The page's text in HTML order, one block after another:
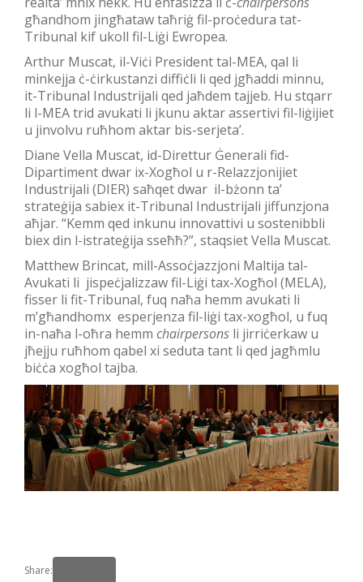
għandhom jingħataw taħriġ fil-proċedura tat-
Tribunal kif ukoll fil-Liġi Ewropea.
Arthur Muscat, il-Viċi President tal-MEA, qal li
minkejja ċ-ċirkustanzi diffiċli li qed jgħaddi minnu,
it-Tribunal Industrijali qed jaħdem tajjeb. Hu stqarr
li l-MEA trid avukati li jkunu aktar assertivi fil-liġijiet
u jinvolvu ruħhom aktar bis-serjeta’.
Diane Vella Muscat, id-Direttur Ġenerali fid-
Dipartiment dwar ix-Xogħol u r-Relazzjonijiet
Industrijali (DIER) saħqet dwar il-bżonn ta’
strateġija sabiex it-Tribunal Industrijali jiffunzjona
aħjar. “Kemm qed inkunu innovattivi u sostenibbli
biex din l-istrateġija sseħħ?”, staqsiet Vella Muscat.
Matthew Brincat, mill-Assoċjazzjoni Maltija tal-
Avukati li jispeċjalizzaw fil-Liġi tax-Xogħol (MELA),
fisser li fit-Tribunal, fuq naħa hemm avukati li
m’għandhomx esperjenza fil-liġi tax-xogħol, u fuq
in-naħa l-oħra hemm chairpersons li jirriċerkaw u
jħejju ruħhom qabel xi seduta tant li qed jagħmlu
biċċa xogħol tajba.
Share: